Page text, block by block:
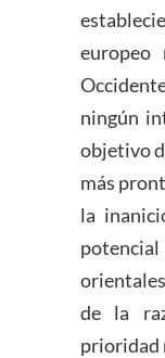
europeo
ningún
objetivo
más
la
potencial
de la
prioridad